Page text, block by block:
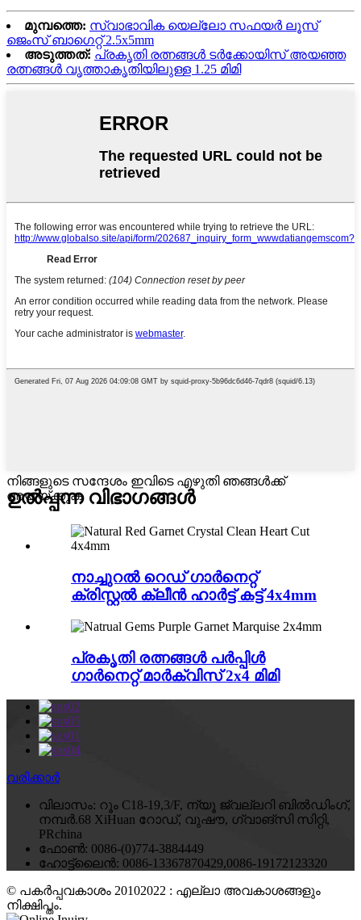
മുമ്പത്തെ: സ്വാഭാവിക യെല്ലോ സഫയർ ലൂസ്
ജെംസ് ബാഗെറ്റ് 2.5x5mm
അടുത്തത്: പ്രകൃതി രത്നങ്ങൾ ടർക്കോയിസ് അയഞ്ഞ
രത്നങ്ങൾ വൃത്താകൃതിയിലുള്ള 1.25 മിമി
നിങ്ങളുടെ സന്ദേശം ഇവിടെ എഴുതി ഞങ്ങൾക്ക്
അയയ്ക്കുക
ഉൽപ്പന്ന വിഭാഗങ്ങൾ
നാച്ചുറൽ റെഡ് ഗാർനെറ്റ്
ക്രിസ്റ്റൽ ക്ലീൻ ഹാർട്ട് കട്ട് 4x4mm
പ്രകൃതി രത്നങ്ങൾ പർപ്പിൾ
ഗാർനെറ്റ് മാർക്വിസ് 2x4 മിമി
വരിക്കാർ
വിലാസം: റൂം C18-19,3/F, ന്യൂ ജ്വല്ലറി ബിൽഡിംഗ്,
നമ്പർ.68 XiHuan റോഡ്, വുഷൗ, ഗ്വാങ്‌സി സിറ്റി,
PRchina
ഫോൺ: 0086-(0)774-3884449
ഹോട്ട്‌ലൈൻ: 0086-13367870429,0086-19172123320
© പകർപ്പവകാശം 20102022 : എല്ലാ അവകാശങ്ങളും
നിക്ഷിപ്തം.